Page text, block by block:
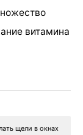
витамина
щели в окнах